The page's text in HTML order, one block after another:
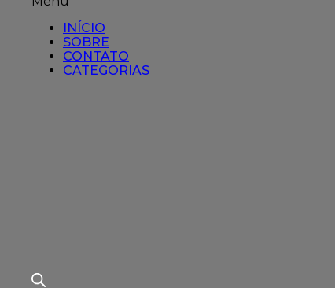
INÍCIO
SOBRE
CONTATO
CATEGORIAS